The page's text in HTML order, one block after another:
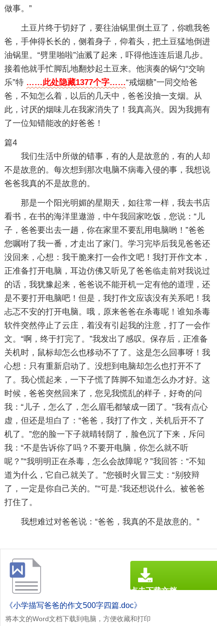
做事。”
土豆片终于切好了，要往油锅里倒土豆了，你瞧我爸
爸，手伸得长长的，侧着身子，仰着头，把土豆猛地倒进
油锅里。“劈里啪啦”油溅了起来，吓得他连连后退几步。
接着他就手忙脚乱地翻炒起土豆来。他演奏的锅勺“交响
乐”特 ……此处隐藏1377个字……“戒烟糖”一同交给爸
爸，不知怎么着，以后的几天中，爸爸没抽一支烟。从
此，讨厌的烟味儿在我家消失了！我真高兴。因为我拥有
了一位知错能改的好爸爸！
篇4
我们生活中所做的错事，有的人是故意的，有的人却
不是故意的。每次想到那次电脑不病毒入侵的事，我想说
爸爸我真的不是故意的。
那是一个阳光明媚的星期天，如往常一样，我去书店
看书，在书的海洋里遨游，中午我回家吃饭，您说：“儿
子，爸爸要出去一趟，你在家里不要乱用电脑哟！”爸爸
您嘱咐了我一番，才走出了家门。学习完毕后我见爸爸还
没回来，心想：我干脆来打一会作文吧！我打开作文本，
正准备打开电脑，耳边仿佛又听见了爸爸临走前对我说过
的话，我犹豫起来，爸爸说不能开机一定有他的道理，还
是不要打开电脑吧！但是，我打作文应该没有关系吧！我
忐忑不安的打开电脑。哦，原来爸爸在杀毒呢！谁知杀毒
软件突然停止了云庄，着没有引起我的注意，打了一会作
文。“啊，终于打完了。”我发出了感叹。保存后，正准备
关机时，鼠标却怎么也移动不了了。这是怎么回事呀！我
心想：只有重新启动了。没想到电脑却怎么也打开不了
了。我心慌起来，一下子慌了阵脚不知道怎么办才好。这
时候，爸爸突然回来了，您见我慌乱的样子，好奇的问
我：“儿子，怎么了，怎么眉毛都皱成一团了。”我有点心
虚，但还是坦白了：“爸爸，我打了作文，关机后开不了
机了。”您的脸一下子就晴转阴了，脸色沉了下来，斥问
我：“不是告诉你了吗？不要开电脑，你怎么就不听
呢？”“我明明正在杀毒，怎么会故障呢？”我回答：“不知
道为什么，它自己就关了。”您顿时火冒三丈：“别狡辩
了，一定是你自己关的。”“可是.”我还想说什么。被爸爸
打住了。
我想难过对爸爸说：“爸爸，我真的不是故意的。”
《小学描写爸爸的作文500字四篇.doc》
将本文的Word文档下载到电脑，方便收藏和打印
点击下载文档
文档为doc格式